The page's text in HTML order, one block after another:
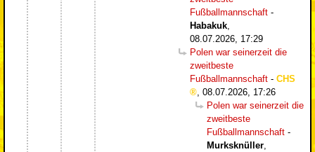
Fußballmannschaft -
Habakuk
08.07.2026, 17:29
Polen war seinerzeit die
zweitbeste
Fußballmannschaft - CHS
08.07.2026, 17:26
Polen war seinerzeit die
zweitbeste
Fußballmannschaft -
Murksknüller